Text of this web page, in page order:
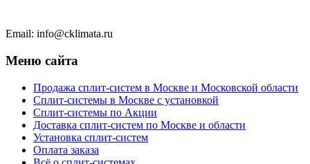
Email: info@cklimata.ru
Меню сайта
Продажа сплит-систем в Москве и Московской области
Сплит-системы в Москве с установкой
Сплит-системы по Акции
Доставка сплит-систем по Москве и области
Установка сплит-систем
Оплата заказа